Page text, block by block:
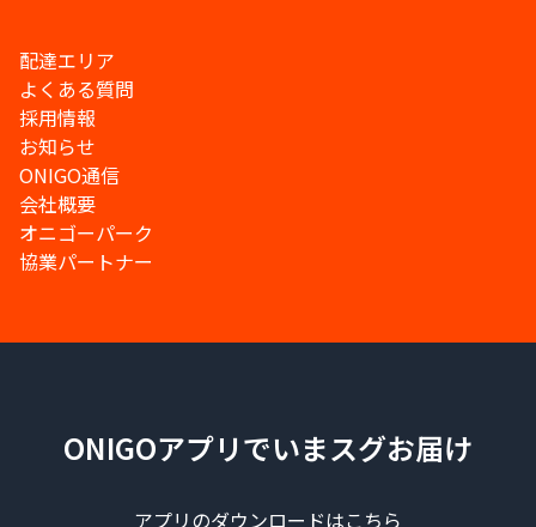
配達エリア
よくある質問
採用情報
お知らせ
ONIGO通信
会社概要
オニゴーパーク
協業パートナー
ONIGOアプリでいまスグお届け
アプリのダウンロードはこちら